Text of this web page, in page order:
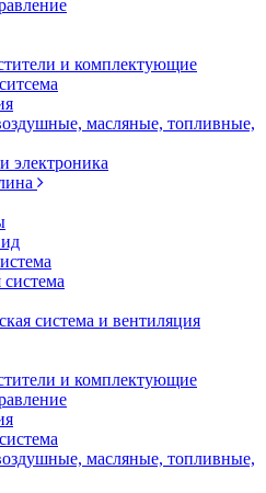
и комплектующие
масляные, топливные,
электроника
система и вентиляция
и комплектующие
масляные, топливные,